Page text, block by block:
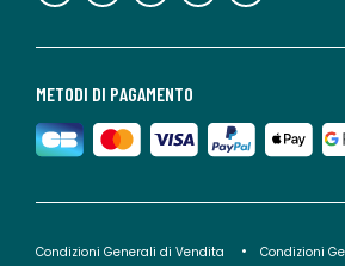
METODI DI PAGAMENTO
Condizioni Generali di Vendita
Condizioni